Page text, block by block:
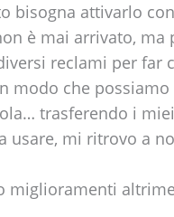
bisogna attivarlo
è mai arrivato, ma
reclami per far
modo che
trasferendo i
usare, mi ritrovo a
miglioramenti